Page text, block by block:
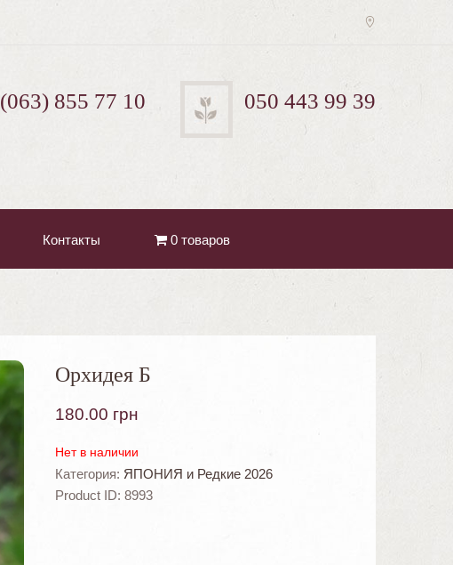
(063) 855 77 10 050 443 99 39
Контакты 0 товаров
Орхидея Б
180.00 грн
Нет в наличии
Категория: ЯПОНИЯ и Редкие 2026
Product ID: 8993